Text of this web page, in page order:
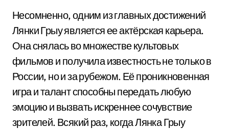
Несомненно, одним из главных достижений
Лянки Грыу является ее актёрская карьера.
Она снялась во множестве культовых
фильмов и получила известность не только в
России, но и за рубежом. Её проникновенная
игра и талант способны передать любую
эмоцию и вызвать искреннее сочувствие
зрителей. Всякий раз, когда Лянка Грыу